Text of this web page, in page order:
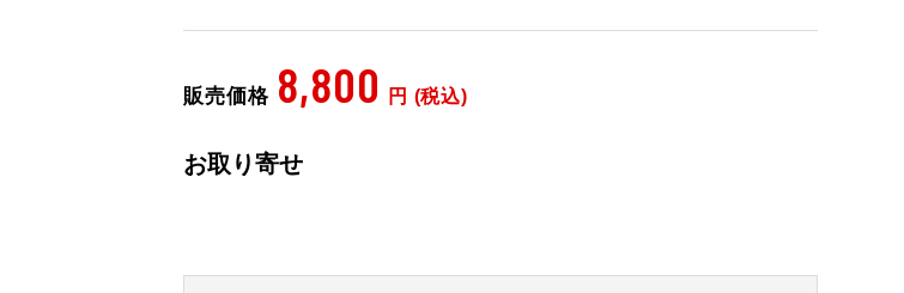
販売価格 8,800 円 (税込)
お取り寄せ